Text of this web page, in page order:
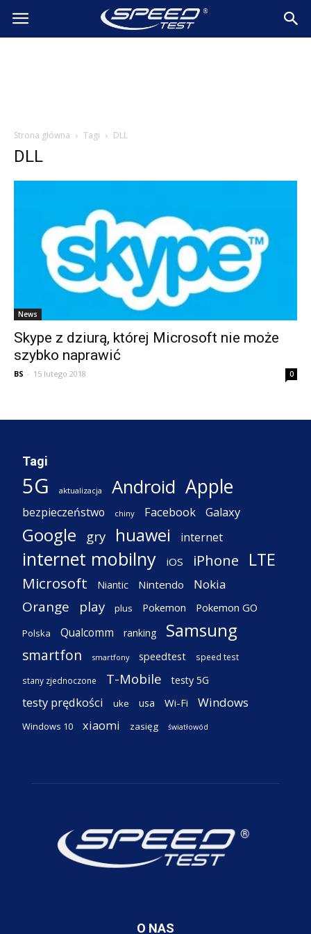
SpeedTest.pl
Strona główna Tagi DLL
DLL
News
Skype z dziurą, której Microsoft nie może
szybko naprawić
BS - 15 lutego 2018 0
Tagi
5G aktualizacja Android Apple
bezpieczeństwo chiny Facebook Galaxy
Google gry huawei internet
internet mobilny iOS iPhone LTE
Microsoft Niantic Nintendo Nokia
Orange play plus Pokemon Pokemon GO
Polska Qualcomm ranking Samsung
smartfon smartfony speedtest speed test
stany zjednoczone T-Mobile testy 5G
testy prędkości uke usa Wi-Fi Windows
Windows 10 xiaomi zasięg światłowód
O NAS